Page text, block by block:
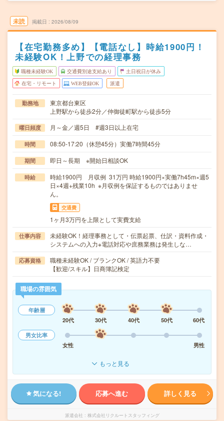
未読 掲載日 2026/08/09
【在宅勤務多め】【電話なし】時給1900円！
未経験OK！上野での経理事務
職種未経験OK 交通費別途支給あり 土日祝日が休み
在宅・リモート WEB登録OK 派遣
勤務地
東京都台東区
上野駅から徒歩2分／仲御徒町駅から徒歩5分
曜日頻度 月～金／週5日 #週3日以上在宅
時間 08:50-17:20（休憩45分）実働7時間45分
期間 即日～長期 ※開始日相談OK
時給
時給1900円 月収例 31万円 時給1900円×実働7h45m×週5
日×4週+残業10h ※月収例を保証するものではありませ
ん。
交通費
1ヶ月3万円を上限として実費支給
仕事内容
未経験OK！経理事務として・伝票起票、仕訳・資料作成・
システムへの入力※電話対応や庶務業務は発生しな…
応募資格
職種未経験OK / ブランクOK / 英語力不要
【歓迎/スキル】日商簿記検定
職場の雰囲気
年齢層
20代
30代 40代 50代
60代
男女比率
女性
男性
もっと見る
気になる! 応募へ進む 詳しく見る
派遣会社 株式会社リクルートスタッフィング